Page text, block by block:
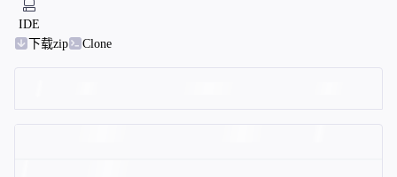
IDE
下载zip
Clone